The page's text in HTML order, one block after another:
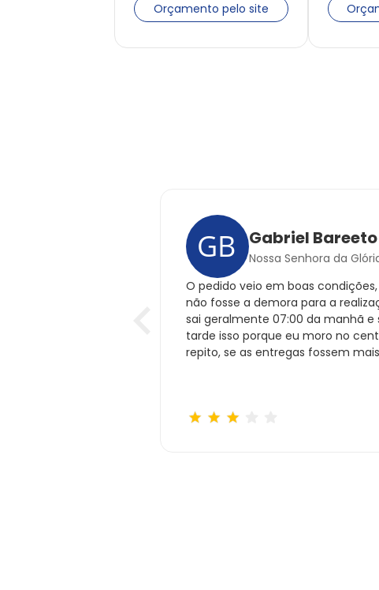
Orçamento pelo site
Gabriel Bareeto
Nossa Senhora da
O pedido veio em boas
não fosse a demora para a
sai geralmente 07:00 da manhã
tarde isso porque eu moro no
repito, se as entregas fossem